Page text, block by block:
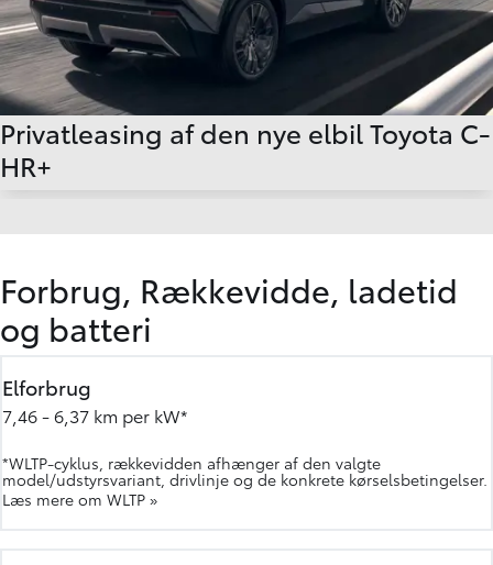
Privatleasing af den nye elbil Toyota C-
HR+
Forbrug, Rækkevidde, ladetid
og batteri
Elforbrug
7,46 - 6,37 km per kW*
*WLTP-cyklus, rækkevidden afhænger af den valgte
model/udstyrsvariant, drivlinje og de konkrete kørselsbetingelser.
Læs mere om WLTP »